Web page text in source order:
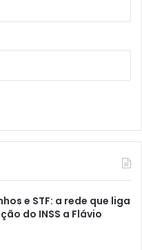
e STF: a rede que liga
do INSS a Flávio